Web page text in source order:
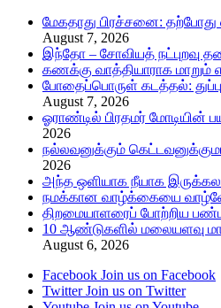
மேகதாது பிரச்சனை:
August 7, 2026
இந்தோ – சோவியத் நட்புறவு
கணக்கு வாத்தியாராக மாறும்
போதைப்பொருள் கடத்தல்:
August 7, 2026
ஓராண்டில் பிரதமர் மோடியின்
2026
நல்லவனுக்கும்
2026
அந்த ஒளியாக நீயாக
நமக்கான வாழ்க்கையை
திறமையாளரைப் போற்றிய
10 ஆண்டுகளில் மலையளவு
August 6, 2026
Facebook Join us on Facebook
Twitter Join us on Twitter